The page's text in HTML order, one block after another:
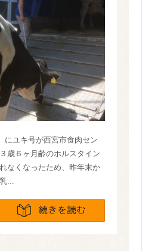
にユキ号が西宮市食肉セン
歳６ヶ月齢のホルスタイン
なくなったため、昨年末か
...